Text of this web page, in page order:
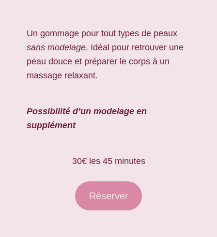
Un gommage pour tout types de peaux
sans modelage. Idéal pour retrouver une
peau douce et préparer le corps à un
massage relaxant.
Possibilité d’un modelage en
supplément
30€ les 45 minutes
Réserver